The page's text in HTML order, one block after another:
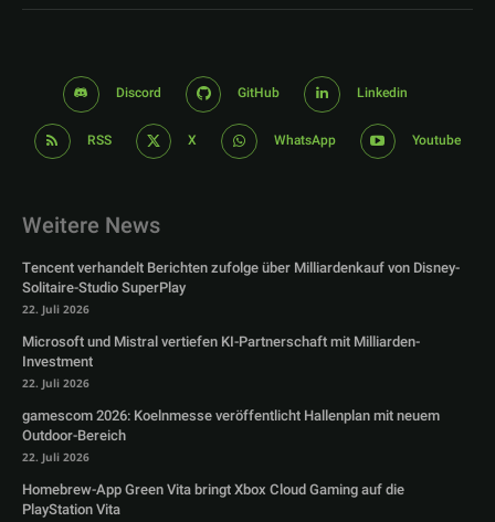
Discord GitHub Linkedin
RSS X WhatsApp Youtube
Weitere News
Tencent verhandelt Berichten zufolge über Milliardenkauf von Disney-
Solitaire-Studio SuperPlay
22. Juli 2026
Microsoft und Mistral vertiefen KI-Partnerschaft mit Milliarden-
Investment
22. Juli 2026
gamescom 2026: Koelnmesse veröffentlicht Hallenplan mit neuem
Outdoor-Bereich
22. Juli 2026
Homebrew-App Green Vita bringt Xbox Cloud Gaming auf die
PlayStation Vita